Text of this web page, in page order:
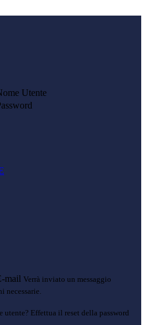
Utente
mail Verrà inviato un messaggio
necessarie.
utente? Effettua il reset della password